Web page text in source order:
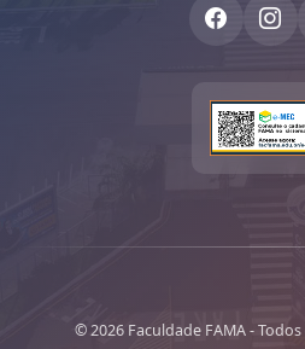
© 2026 Faculdade FAMA -